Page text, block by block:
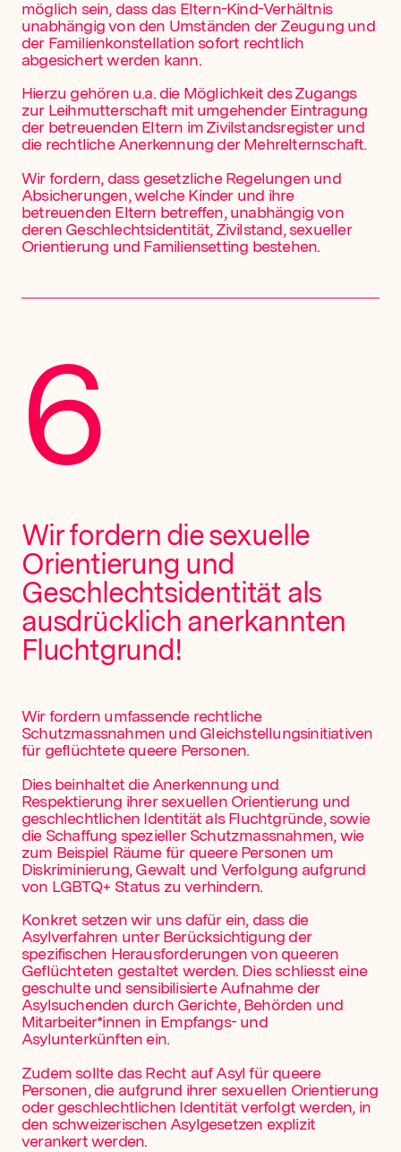
möglich sein, dass das Eltern-Kind-Verhältnis
unabhängig von den Umständen der Zeugung und
der Familienkonstellation sofort rechtlich
abgesichert werden kann.
Hierzu gehören u.a. die Möglichkeit des Zugangs
zur Leihmutterschaft mit umgehender Eintragung
der betreuenden Eltern im Zivilstandsregister und
die rechtliche Anerkennung der Mehrelternschaft.
Wir fordern, dass gesetzliche Regelungen und
Absicherungen, welche Kinder und ihre
betreuenden Eltern betreffen, unabhängig von
deren Geschlechtsidentität, Zivilstand, sexueller
Orientierung und Familiensetting bestehen.
6
Wir fordern die sexuelle
Orientierung und
Geschlechtsidentität als
ausdrücklich anerkannten
Fluchtgrund!
Wir fordern umfassende rechtliche
Schutzmassnahmen und Gleichstellungs­initiativen
für geflüchtete queere Personen.
Dies beinhaltet die Anerkennung und
Respektierung ihrer sexuellen Orientierung und
geschlechtlichen Identität als Fluchtgründe, sowie
die Schaffung spezieller Schutzmassnahmen, wie
zum Beispiel Räume für queere Personen um
Diskriminierung, Gewalt und Verfolgung aufgrund
von LGBTQ+ Status zu verhindern.
Konkret setzen wir uns dafür ein, dass die
Asylverfahren unter Berücksichtigung der
spezifischen Herausforderungen von queeren
Geflüchteten gestaltet werden. Dies schliesst eine
geschulte und sensibilisierte Aufnahme der
Asylsuchenden durch Gerichte, Behörden und
Mitarbeiter*innen in Empfangs- und
Asylunterkünften ein.
Zudem sollte das Recht auf Asyl für queere
Personen, die aufgrund ihrer sexuellen Orientierung
oder geschlechtlichen Identität verfolgt werden, in
den schweizerischen Asylgesetzen explizit
verankert werden.